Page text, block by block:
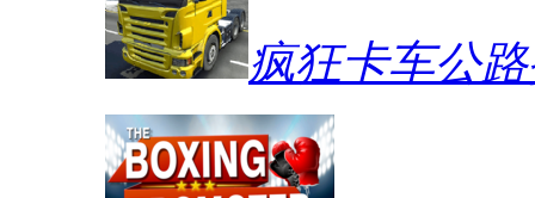
疯狂卡车公